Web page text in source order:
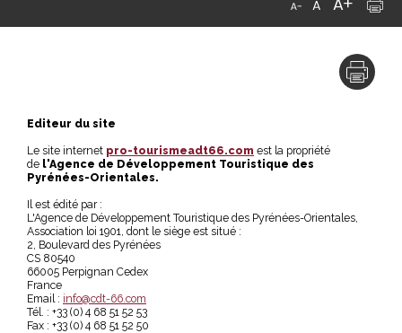
Editeur du site
Le site internet pro-tourismeadt66.com est la propriété
de l'Agence de Développement Touristique des
Pyrénées-Orientales.
Il est édité par :
L'Agence de Développement Touristique des Pyrénées-Orientales,
Association loi 1901, dont le siège est situé :
2, Boulevard des Pyrénées
CS 80540
66005 Perpignan Cedex
France
Email : info@cdt-66.com
Tél. : +33 (0) 4 68 51 52 53
Fax : +33 (0) 4 68 51 52 50